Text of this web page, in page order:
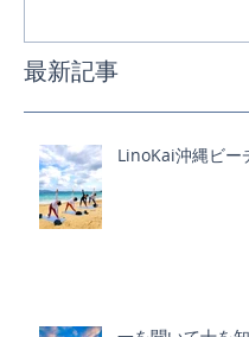
最新記事
LinoKai沖縄ビー